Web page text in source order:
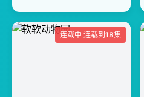
连载中 连载到18集